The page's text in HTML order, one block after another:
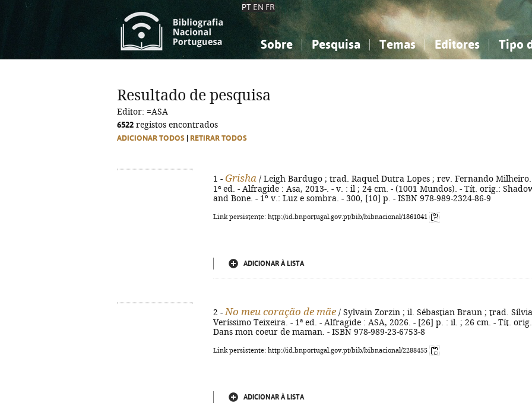
PT EN FR
Sobre Pesquisa Temas
Ciências sociais...
Editores Tipo
Ciências sociais...
Resultado de pesquisa
Editor: =ASA
6522 registos encontrados
ADICIONAR TODOS RETIRAR TODOS
1 - Grisha / Leigh Bardugo ; trad. Raquel Dutra Lopes ; rev. Fernando
1ª ed. - Alfragide : Asa, 2013-. - v. : il ; 24 cm. - (1001 Mundos). - Tít. orig.:
and Bone. - 1º v.: Luz e sombra. - 300, [10] p. - ISBN 978-989-2324-86-9
Link persistente: http://id.bnportugal.gov.pt/bib/bibnacional/1861041
ADICIONAR À LISTA
2 - No meu coração de mãe / Sylvain Zorzin ; il. Sébastian Braun ; trad. Sílvia
Veríssimo Teixeira. - 1ª ed. - Alfragide : ASA, 2026. - [26] p. : il. ; 26 cm. - Tít.
Dans mon coeur de maman. - ISBN 978-989-23-6753-8
Link persistente: http://id.bnportugal.gov.pt/bib/bibnacional/2288455
ADICIONAR À LISTA